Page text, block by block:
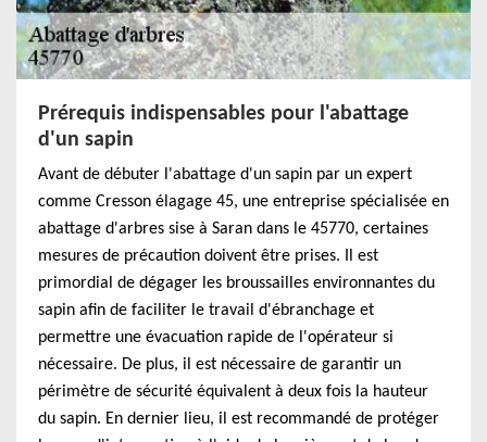
Prérequis indispensables pour l'abattage
d'un sapin
Avant de débuter l'abattage d'un sapin par un expert
comme Cresson élagage 45, une entreprise spécialisée en
abattage d'arbres sise à Saran dans le 45770, certaines
mesures de précaution doivent être prises. Il est
primordial de dégager les broussailles environnantes du
sapin afin de faciliter le travail d'ébranchage et
permettre une évacuation rapide de l'opérateur si
nécessaire. De plus, il est nécessaire de garantir un
périmètre de sécurité équivalent à deux fois la hauteur
du sapin. En dernier lieu, il est recommandé de protéger